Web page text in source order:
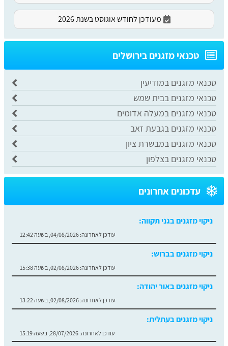
מעודכן לחודש אוגוסט בשנת 2026
​טכנאי מזגנים בירושלים
טכנאי מזגנים במודיעין
טכנאי מזגנים בבית שמש
טכנאי מזגנים במעלה אדומים
טכנאי מזגנים בגבעת זאב
טכנאי מזגנים במבשרת ציון
טכנאי מזגנים בצלפון
עדכונים אחרונים
ניקוי מזגנים בגני תקווה:
עודכן לאחרונה: 04/08/2026, בשעה 12:42
ניקוי מזגנים בברוש:
עודכן לאחרונה: 02/08/2026, בשעה 15:38
ניקוי מזגנים באור יהודה:
עודכן לאחרונה: 02/08/2026, בשעה 13:22
ניקוי מזגנים בעתלית:
עודכן לאחרונה: 28/07/2026, בשעה 15:19